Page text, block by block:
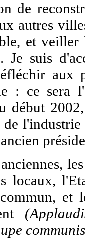
de
autres
et
Je suis
aux
: ce sera
début
locaux,
et